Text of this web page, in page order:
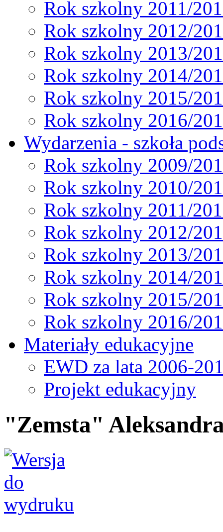
Rok szkolny 2011/
Rok szkolny 2012/
Rok szkolny 2013/
Rok szkolny 2014/
Rok szkolny 2015/
Rok szkolny 2016/
Wydarzenia - szkoła
Rok szkolny 2009/
Rok szkolny 2010/
Rok szkolny 2011/
Rok szkolny 2012/
Rok szkolny 2013/
Rok szkolny 2014/
Rok szkolny 2015/
Rok szkolny 2016/
Materiały edukacyjne
EWD za lata 2006-
Projekt edukacyjny
"Zemsta"